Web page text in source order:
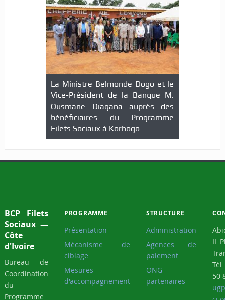
La Ministre Belmonde Dogo et le
Vice-Président de la Banque M.
Ousmane Diagana auprès des
bénéficiaires du Programme
Filets Sociaux à Korhogo
Des agents communautaires
Filets Sociaux formés
Sociaux —
Côte
d'Ivoire
Bureau de
Coordination
du
Programme
Filets
Présentation
Mécanisme de
ciblage
Mesures
d'accompagnement
Administration
Agences de
paiement
ONG
partenaires
II
50